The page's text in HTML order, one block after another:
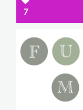
7